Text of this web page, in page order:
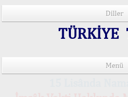
Diller
TÜRKİYE
Menü